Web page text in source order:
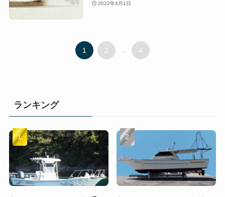
2022年4月1日
1 2 4
ランキング